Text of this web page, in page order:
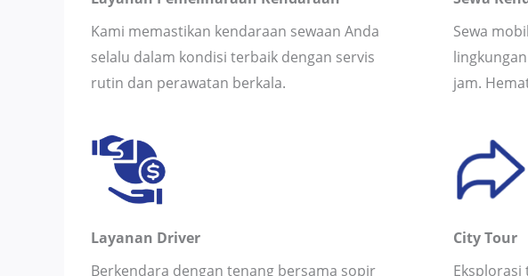
Kami memastikan kendaraan sewaan Anda
selalu dalam kondisi terbaik dengan servis
rutin dan perawatan berkala.
Sewa
jam.
Layanan Driver
Berkendara dengan tenang bersama sopir
City Tour